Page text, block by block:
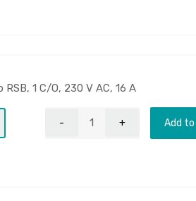
1 C/O, 230 V AC, 16 A
Add